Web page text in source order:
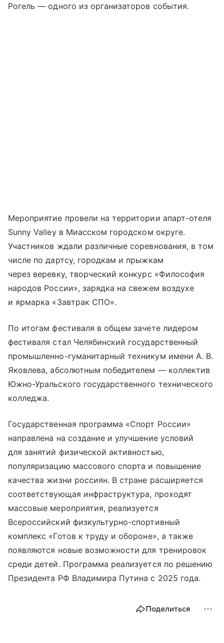
Рогель — одного из организаторов события.
Мероприятие провели на территории апарт-отеля
Sunny Valley в Миасском городском округе.
Участников ждали различные соревнования, в том
числе по дартсу, городкам и прыжкам
через веревку, творческий конкурс «Философия
народов России», зарядка на свежем воздухе
и ярмарка «Завтрак СПО».
По итогам фестиваля в общем зачете лидером
фестиваля стал Челябинский государственный
промышленно-гуманитарный техникум имени А. В.
Яковлева, абсолютным победителем — коллектив
Южно-Уральского государственного технического
колледжа.
Государственная программа «Спорт России»
направлена на создание и улучшение условий
для занятий физической активностью,
популяризацию массового спорта и повышение
качества жизни россиян. В стране расширяется
соответствующая инфраструктура, проходят
массовые мероприятия, реализуется
Всероссийский физкультурно-спортивный
комплекс «Готов к труду и обороне», а также
появляются новые возможности для тренировок
среди детей. Программа реализуется по решению
Президента РФ Владимира Путина с 2025 года.
Поделиться